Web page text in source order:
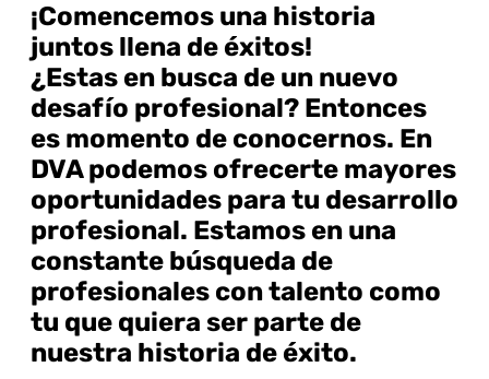
¡Comencemos una historia
juntos llena de éxitos!
¿Estas en busca de un nuevo
desafío profesional? Entonces
es momento de conocernos. En
DVA podemos ofrecerte mayores
oportunidades para tu desarrollo
profesional. Estamos en una
constante búsqueda de
profesionales con talento como
tu que quiera ser parte de
nuestra historia de éxito.